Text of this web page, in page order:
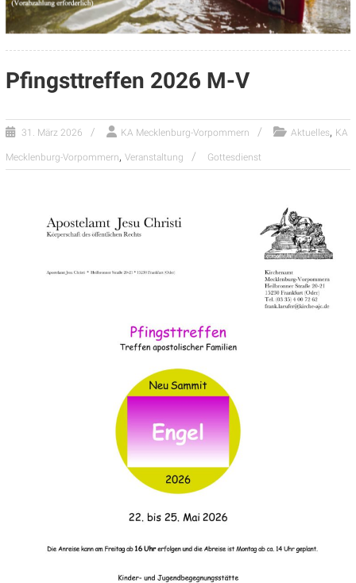
Pfingsttreffen 2026 M-V
31. März 2026 KA Mecklenburg-Vorpommern Aktuelles, KA
Mecklenburg-Vorpommern, Veranstaltung Gottesdienst